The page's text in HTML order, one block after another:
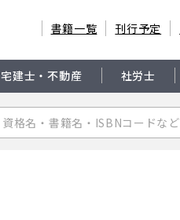
書籍一覧 刊行予定
宅建士・不動産 社労士